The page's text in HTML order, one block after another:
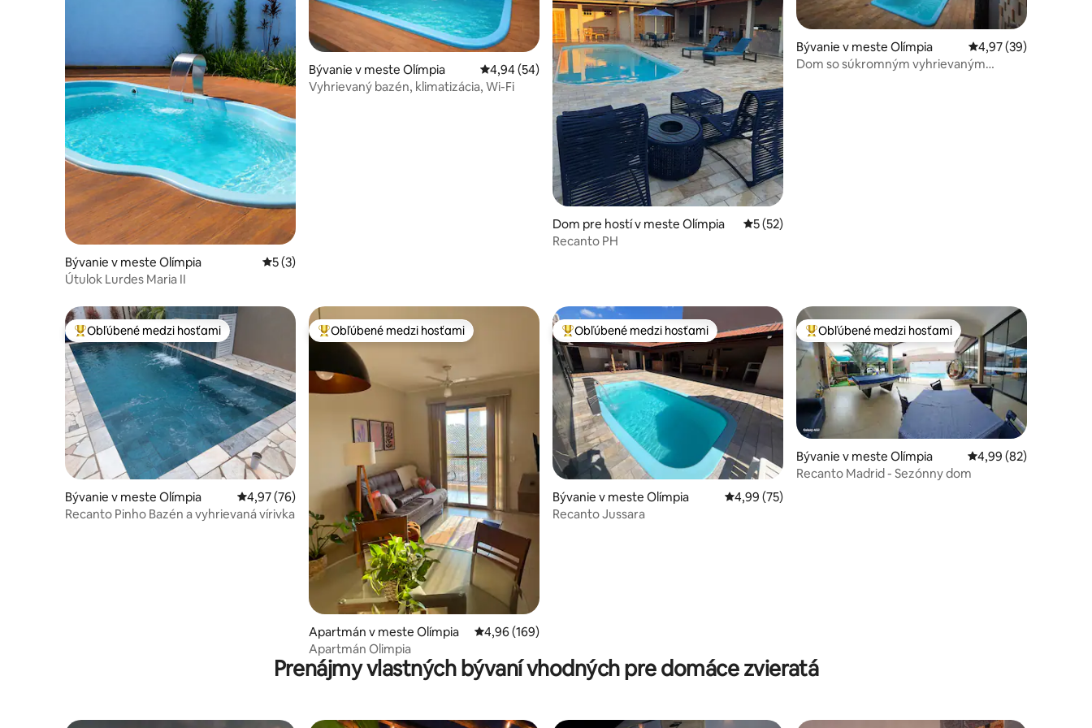
Bývanie v meste Olímpia Priemerné ohodnotenie 5 z 5, počet hodnotení: 3
5 (3)
Útulok Lurdes Maria II
Bývanie v meste Olímpia Priemerné ohodnotenie 4,94 z 5, počet hodnotení: 54
4,94 (54)
Vyhrievaný bazén, klimatizácia, Wi-Fi
Dom pre hostí v meste Olímpia Priemerné ohodnotenie 5 z 5, počet hodnotení: 52
5 (52)
Recanto PH
Bývanie v meste Olímpia Priemerné
4,97 (39)
Dom so súkromným vyhrievaným
Najobľúbenejšie medzi hosťami
Obľúbené medzi hosťami
Bývanie v meste Olímpia Priemerné ohodnotenie 4,97 z 5, počet hodnotení: 76
4,97 (76)
Recanto Pinho Bazén a vyhrievaná vírivka
Najobľúbenejšie medzi hosťami
Obľúbené medzi hosťami
Apartmán v meste Olímpia Priemerné ohodnotenie 4,96 z 5, počet hodnotení: 169
4,96 (169)
Apartmán Olimpia
Najobľúbenejšie medzi hosťami
Obľúbené medzi hosťami
Bývanie v meste Olímpia Priemerné ohodnotenie 4,99 z 5, počet hodnotení: 75
4,99 (75)
Recanto Jussara
Najobľúbenejšie medzi hosťami
Obľúbené medzi hosťami
Bývanie v meste Olímpia Priemerné
4,99 (82)
Recanto Madrid - Sezónny dom
Prenájmy vlastných bývaní vhodných pre domáce zvieratá